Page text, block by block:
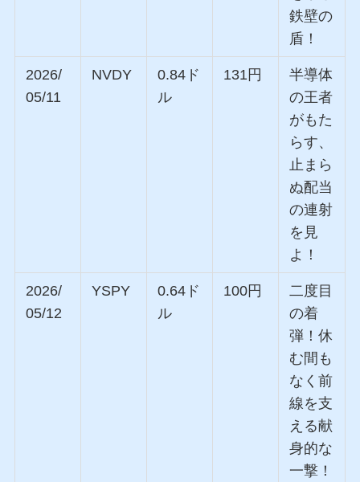
鉄壁の
盾！
2026/
05/11
NVDY
0.84ド
ル
131円
半導体
の王者
がもた
らす、
止まら
ぬ配当
の連射
を見
よ！
2026/
05/12
YSPY
0.64ド
ル
100円
二度目
の着
弾！休
む間も
なく前
線を支
える献
身的な
一撃！